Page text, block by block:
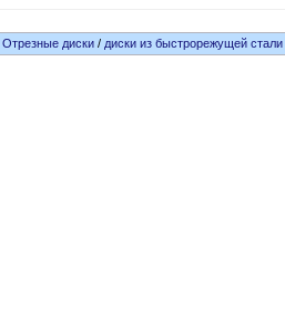
Отрезные диски/ диски из быстрорежущей стали